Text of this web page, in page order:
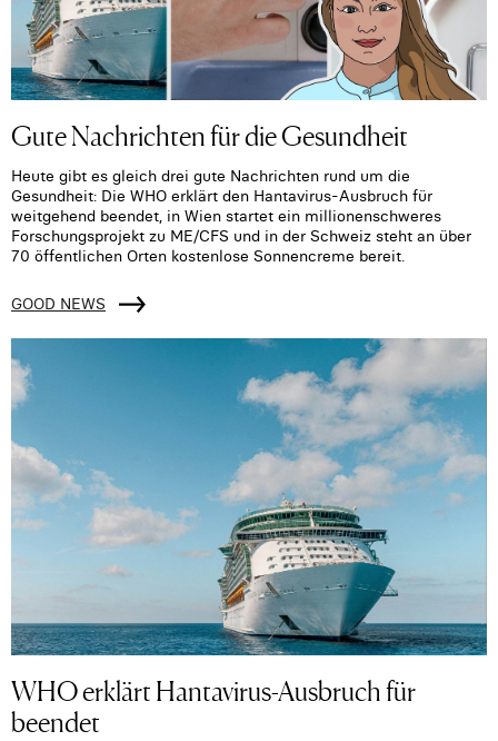
Gute Nachrichten für die Gesundheit
Heute gibt es gleich drei gute Nachrichten rund um die
Gesundheit: Die WHO erklärt den Hantavirus-Ausbruch für
weitgehend beendet, in Wien startet ein millionenschweres
Forschungsprojekt zu ME/CFS und in der Schweiz steht an über
70 öffentlichen Orten kostenlose Sonnencreme bereit.
GOOD NEWS
WHO erklärt Hantavirus-Ausbruch für
beendet